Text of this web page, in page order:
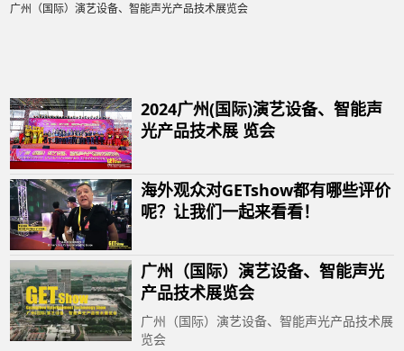
广州（国际）演艺设备、智能声光产品技术展览会
2024广州(国际)演艺设备、智能声
光产品技术展 览会
海外观众对GETshow都有哪些评价
呢？让我们一起来看看！
广州（国际）演艺设备、智能声光
产品技术展览会
广州（国际）演艺设备、智能声光产品技术展
览会